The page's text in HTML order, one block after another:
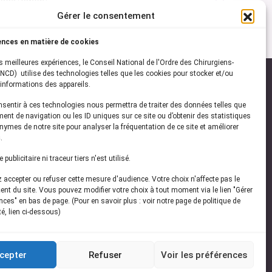
Gérer le consentement
en matière de cookies
meilleures expériences, le Conseil National de l'Ordre des Chirurgiens-
utilise des technologies telles que les cookies pour stocker et/ou
des appareils.
à ces technologies nous permettra de traiter des données telles que
de navigation ou les ID uniques sur ce site ou d’obtenir des statistiques
de notre site pour analyser la fréquentation de ce site et améliorer
publicitaire ni traceur tiers n'est utilisé.
accepter ou refuser cette mesure d'audience. Votre choix n'affecte pas le
du site. Vous pouvez modifier votre choix à tout moment via le lien "Gérer
en bas de page. (Pour en savoir plus : voir notre page de politique de
lien ci-dessous)
Refuser Voir les préférences
vous à notrenewsletter
les dernières actualités de l'ONCD